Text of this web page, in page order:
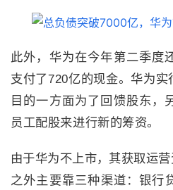
此外，华为在今年第二季度
支付了720亿的现金。 华为实
目的一方面为了回馈股东，
员工配股来进行新的筹资。
由于华为不上市，其获取运
之外主要靠三种渠道：银行